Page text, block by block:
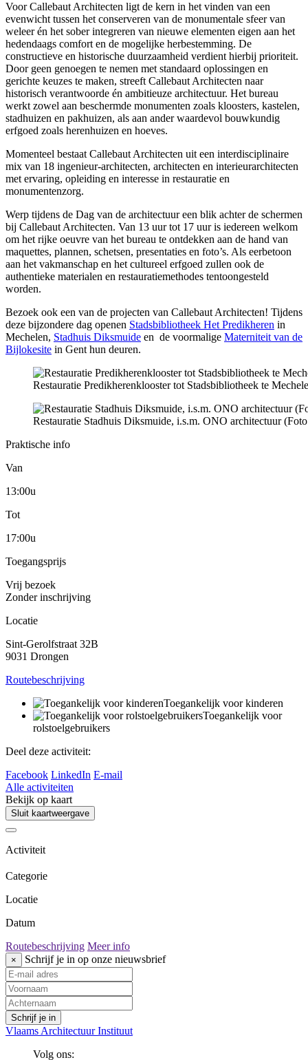
Voor Callebaut Architecten ligt de kern in het vinden van een
evenwicht tussen het conserveren van de monumentale sfeer van
weleer én het sober integreren van nieuwe elementen eigen aan het
hedendaags comfort en de mogelijke herbestemming. De
constructieve en historische duurzaamheid verdient hierbij prioriteit.
Door geen genoegen te nemen met standaard oplossingen en
gerichte keuzes te maken, streeft Callebaut Architecten naar
historisch verantwoorde én ambitieuze architectuur. Het bureau
werkt zowel aan beschermde monumenten zoals kloosters, kastelen,
stadhuizen en pakhuizen, als aan ander waardevol bouwkundig
erfgoed zoals herenhuizen en hoeves.
Momenteel bestaat Callebaut Architecten uit een interdisciplinaire
mix van 18 ingenieur-architecten, architecten en interieurarchitecten
met ervaring, opleiding en interesse in restauratie en
monumentenzorg.
Werp tijdens de Dag van de architectuur een blik achter de schermen
bij Callebaut Architecten. Van 13 uur tot 17 uur is iedereen welkom
om het rijke oeuvre van het bureau te ontdekken aan de hand van
maquettes, plannen, schetsen, presentaties en foto’s. Als eerbetoon
aan het vakmanschap en het cultureel erfgoed zullen ook de
authentieke materialen en restauratiemethodes tentoongesteld
worden.
Bezoek ook een van de projecten van Callebaut Architecten! Tijdens
deze bijzondere dag openen Stadsbibliotheek Het Predikheren in
Mechelen, Stadhuis Diksmuide en de voormalige Materniteit van de
Bijlokesite in Gent hun deuren.
Restauratie Predikherenklooster tot Stadsbibliotheek te
Restauratie Stadhuis Diksmuide, i.s.m. ONO architectuur
Praktische info
Van
13:00u
Tot
17:00u
Toegangsprijs
Vrij bezoek
Zonder inschrijving
Locatie
Sint-Gerolfstraat 32B
9031 Drongen
Routebeschrijving
Toegankelijk voor kinderen
Toegankelijk voor
rolstoelgebruikers
Deel deze activiteit:
Facebook LinkedIn E-mail
Alle activiteiten
Bekijk op kaart
Sluit kaartweergave
Activiteit
Categorie
Locatie
Datum
Routebeschrijving Meer info
× Schrijf je in op onze nieuwsbrief
Vlaams Architectuur Instituut
Volg ons: